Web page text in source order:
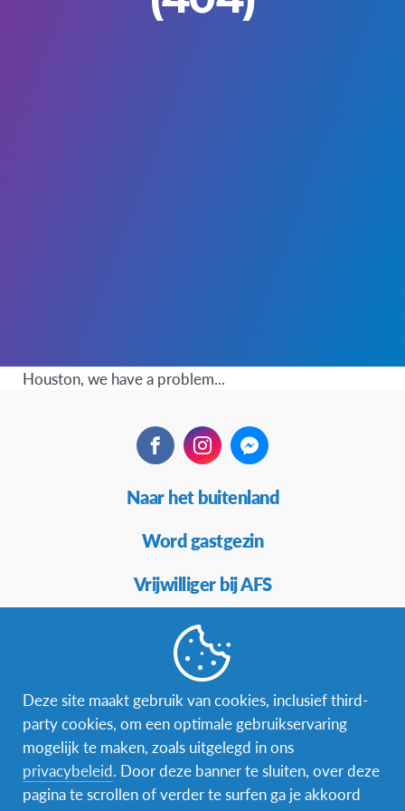
Houston, we have a problem...
FacebookInstagramMessenger
Naar het buitenland
Word gastgezin
Vrijwilliger bij AFS
Ons educatieve aanbod
Aanmelden bij AFS
Contact
AFS Low Lands vzw
Deze site maakt gebruik van cookies, inclusief third-
party cookies, om een optimale gebruikservaring
mogelijk te maken, zoals uitgelegd in ons
privacybeleid. Door deze banner te sluiten, over deze
pagina te scrollen of verder te surfen ga je akkoord